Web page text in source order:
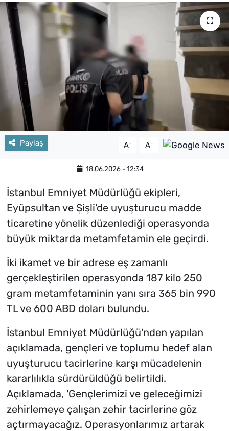
Paylaş A- A+
18.06.2026 - 12:34
İstanbul Emniyet Müdürlüğü ekipleri,
Eyüpsultan ve Şişli'de uyuşturucu madde
ticaretine yönelik düzenlediği operasyonda
büyük miktarda metamfetamin ele geçirdi.
İki ikamet ve bir adrese eş zamanlı
gerçekleştirilen operasyonda 187 kilo 250
gram metamfetaminin yanı sıra 365 bin 990
TL ve 600 ABD doları bulundu.
İstanbul Emniyet Müdürlüğü'nden yapılan
açıklamada, gençleri ve toplumu hedef alan
uyuşturucu tacirlerine karşı mücadelenin
kararlılıkla sürdürüldüğü belirtildi.
Açıklamada, 'Gençlerimizi ve geleceğimizi
zehirlemeye çalışan zehir tacirlerine göz
açtırmayacağız. Operasyonlarımız artarak